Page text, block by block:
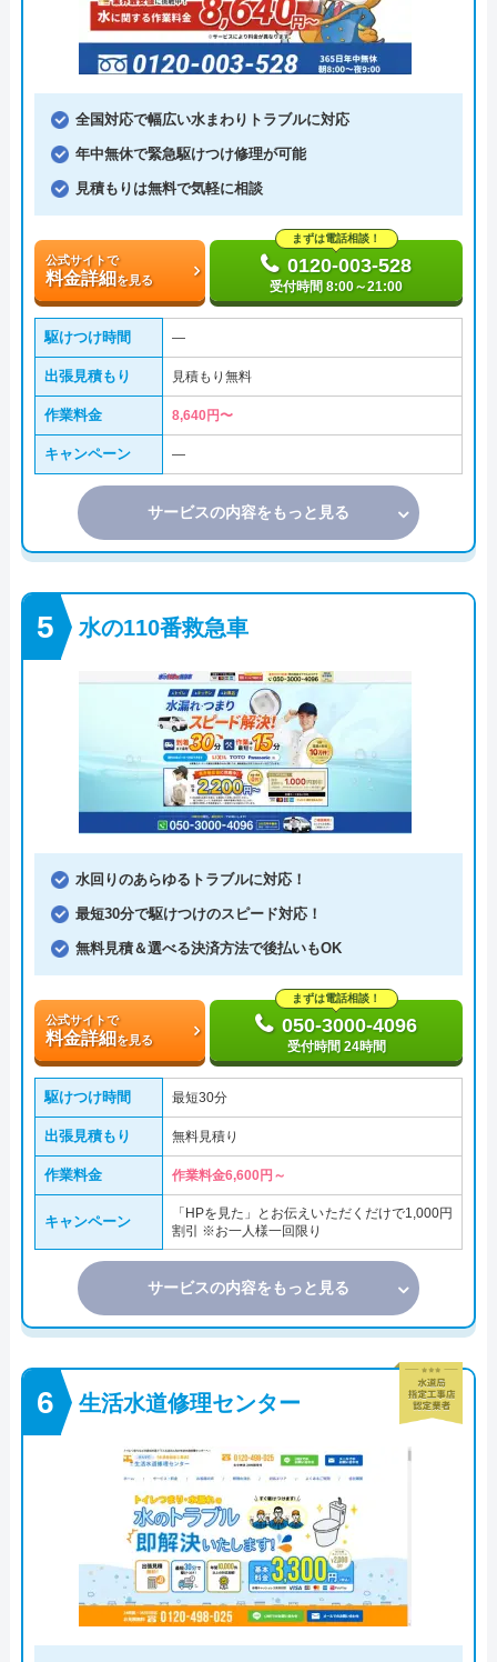
全国対応で幅広い水まわりトラブルに対応
年中無休で緊急駆けつけ修理が可能
見積もりは無料で気軽に相談
公式サイトで
料金詳細を見る
まずは電話相談！
0120-003-528
受付時間 8:00～21:00
駆けつけ時間 ―
出張見積もり 見積もり無料
作業料金 8,640円〜
キャンペーン ―
サービスの内容をもっと見る
水の110番救急車
水回りのあらゆるトラブルに対応！
最短30分で駆けつけのスピード対応！
無料見積＆選べる決済方法で後払いもOK
公式サイトで
料金詳細を見る
まずは電話相談！
050-3000-4096
受付時間 24時間
駆けつけ時間 最短30分
出張見積もり 無料見積り
作業料金 作業料金6,600円～
キャンペーン
「HPを見た」とお伝えいただくだけで1,000円
割引 ※お一人様一回限り
サービスの内容をもっと見る
生活水道修理センター